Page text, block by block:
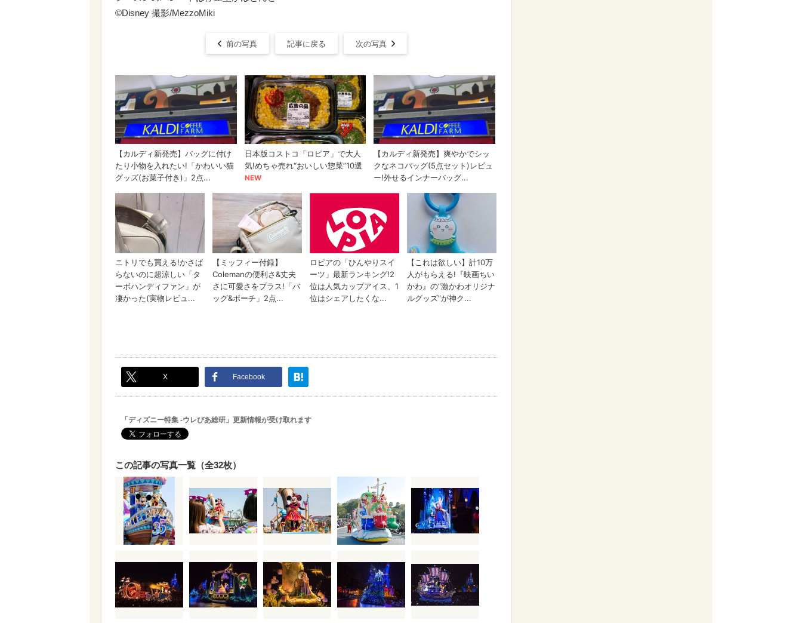
©︎Disney 撮影/MezzoMiki
前の写真 記事に戻る 次の写真
X Facebook
「ディズニー特集 -ウレぴあ総研」更新情報が受け取れます
この記事の写真一覧（全32枚）